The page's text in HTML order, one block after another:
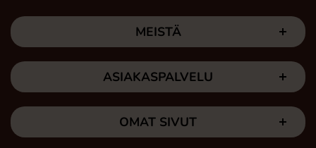
MEISTÄ
ASIAKASPALVELU
OMAT SIVUT